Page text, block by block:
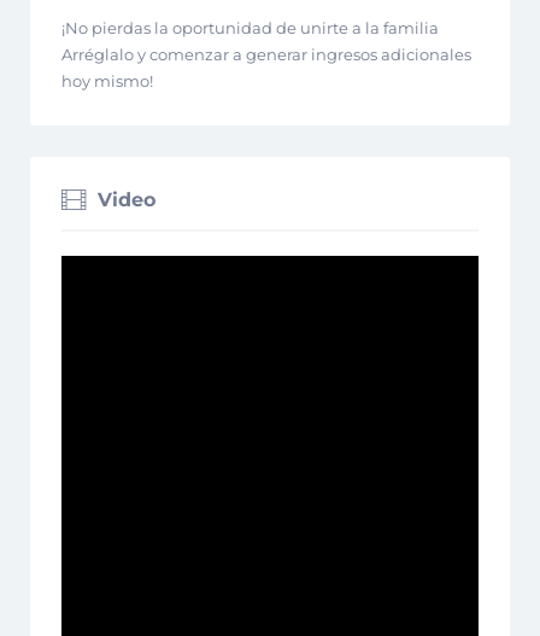
¡No pierdas la oportunidad de unirte a la familia
Arréglalo y comenzar a generar ingresos adicionales
hoy mismo!
Video